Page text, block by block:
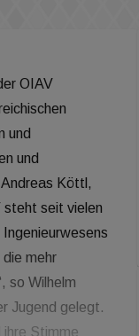
OIAV
und
und
Köttl,
steht seit vielen
mehr
so Wilhelm
Jugend gelegt.
ihre Stimme